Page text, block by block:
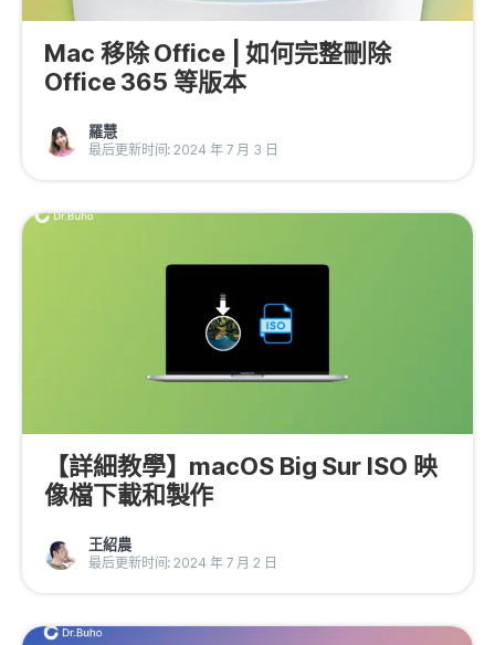
Mac 移除 Office | 如何完整刪除
Office 365 等版本
羅慧
最后更新时间: 2024 年 7 月 3 日
【詳細教學】macOS Big Sur ISO 映
像檔下載和製作
王紹農
最后更新时间: 2024 年 7 月 2 日